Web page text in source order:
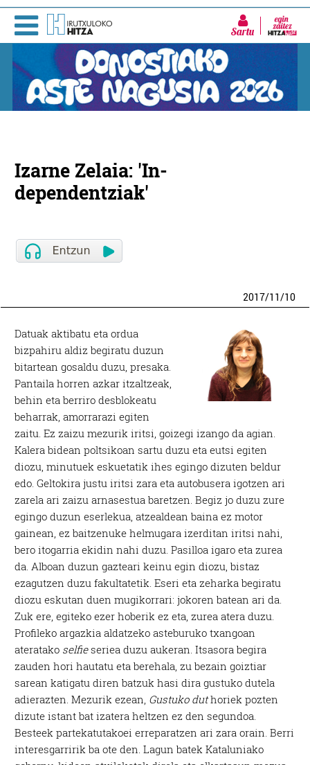
Sartu
Izarne Zelaia: 'In-
dependentziak'
2017/11/10
Datuak aktibatu eta ordua
bizpahiru aldiz begiratu duzun
bitartean gosaldu duzu, presaka.
Pantaila horren azkar itzaltzeak,
behin eta berriro desblokeatu
beharrak, amorrarazi egiten
zaitu. Ez zaizu mezurik iritsi, goizegi izango da agian.
Kalera bidean poltsikoan sartu duzu eta eutsi egiten
diozu, minutuek eskuetatik ihes egingo dizuten beldur
edo. Geltokira justu iritsi zara eta autobusera igotzen ari
zarela ari zaizu arnasestua baretzen. Begiz jo duzu zure
egingo duzun eserlekua, atzealdean baina ez motor
gainean, ez baitzenuke helmugara izerditan iritsi nahi,
bero itogarria ekidin nahi duzu. Pasilloa igaro eta zurea
da. Alboan duzun gazteari keinu egin diozu, bistaz
ezagutzen duzu fakultatetik. Eseri eta zeharka begiratu
diozu eskutan duen mugikorrari: jokoren batean ari da.
Zuk ere, egiteko ezer hoberik ez eta, zurea atera duzu.
Profileko argazkia aldatzeko asteburuko txangoan
ateratako selfieseriea duzu aukeran. Itsasora begira
zauden hori hautatu eta berehala, zu bezain goiztiar
sarean katigatu diren batzuk hasi dira gustuko dutela
adierazten. Mezurik ezean, Gustuko duthoriek pozten
dizute istant bat izatera heltzen ez den segundoa.
Besteek partekatutakoei erreparatzen ari zara orain. Berri
interesgarririk ba ote den. Lagun batek Kataluniako